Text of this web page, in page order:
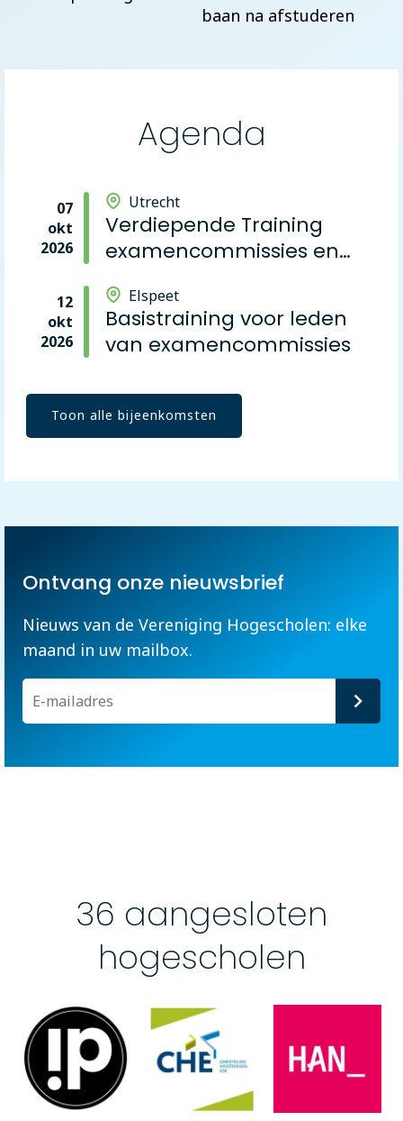
baan na afstuderen
Agenda
07
okt
2026
Utrecht
Verdiepende Training
examencommissies en
12
okt
2026
Elspeet
Basistraining voor leden
van examencommissies
Toon alle bijeenkomsten
Ontvang onze nieuwsbrief
Nieuws van de Vereniging Hogescholen: elke
maand in uw mailbox.
36 aangesloten
hogescholen